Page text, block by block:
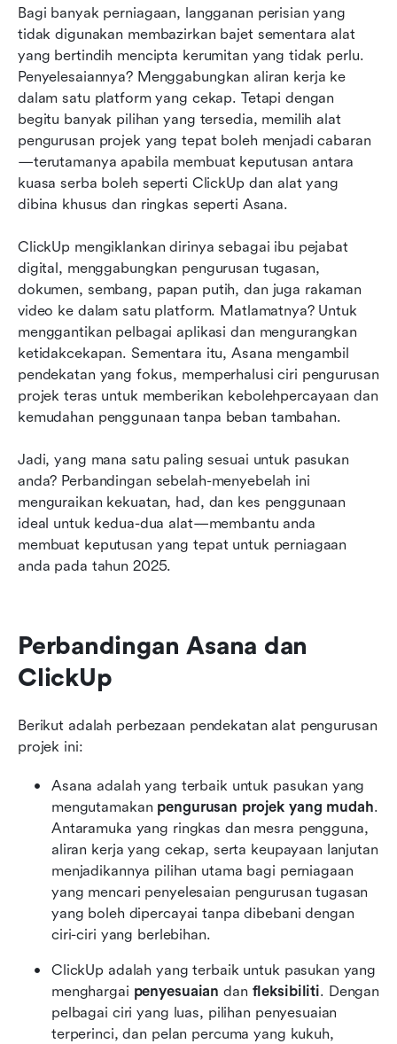
Bagi banyak perniagaan, langganan perisian yang
tidak digunakan membazirkan bajet sementara alat
yang bertindih mencipta kerumitan yang tidak perlu.
Penyelesaiannya? Menggabungkan aliran kerja ke
dalam satu platform yang cekap. Tetapi dengan
begitu banyak pilihan yang tersedia, memilih alat
pengurusan projek yang tepat boleh menjadi cabaran
—terutamanya apabila membuat keputusan antara
kuasa serba boleh seperti ClickUp dan alat yang
dibina khusus dan ringkas seperti Asana.
ClickUp mengiklankan dirinya sebagai ibu pejabat
digital, menggabungkan pengurusan tugasan,
dokumen, sembang, papan putih, dan juga rakaman
video ke dalam satu platform. Matlamatnya? Untuk
menggantikan pelbagai aplikasi dan mengurangkan
ketidakcekapan. Sementara itu, Asana mengambil
pendekatan yang fokus, memperhalusi ciri pengurusan
projek teras untuk memberikan kebolehpercayaan dan
kemudahan penggunaan tanpa beban tambahan.
Jadi, yang mana satu paling sesuai untuk pasukan
anda? Perbandingan sebelah-menyebelah ini
menguraikan kekuatan, had, dan kes penggunaan
ideal untuk kedua-dua alat—membantu anda
membuat keputusan yang tepat untuk perniagaan
anda pada tahun 2025.
Perbandingan Asana dan
ClickUp
Berikut adalah perbezaan pendekatan alat pengurusan
projek ini:
Asana adalah yang terbaik untuk pasukan yang
mengutamakan pengurusan projek yang mudah.
Antaramuka yang ringkas dan mesra pengguna,
aliran kerja yang cekap, serta keupayaan lanjutan
menjadikannya pilihan utama bagi perniagaan
yang mencari penyelesaian pengurusan tugasan
yang boleh dipercayai tanpa dibebani dengan
ciri-ciri yang berlebihan.
ClickUp adalah yang terbaik untuk pasukan yang
menghargai penyesuaian dan fleksibiliti. Dengan
pelbagai ciri yang luas, pilihan penyesuaian
terperinci, dan pelan percuma yang kukuh,
mempunyai sokongan pelanggan terbaik?
Asana vs. ClickUp: Mana satu yang paling
mudah digunakan?
Asana vs. ClickUp: Mana satu yang paling
selamat dan mematuhi peraturan?
Asana vs. ClickUp: Mana satu alat pengurusan
projek yang lebih baik?
ClickUp vs. Asana vs. Lark: Siapakah pemenang
Soalan Lazim
Fikiran terakhir
Bacaan lanjut